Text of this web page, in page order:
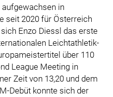
in
seit 2020 für Österreich
Enzo Diessl das erste
Leichtathletik-
über 110
League Meeting in
Zeit von 13,20 und dem
Debüt konnte sich der